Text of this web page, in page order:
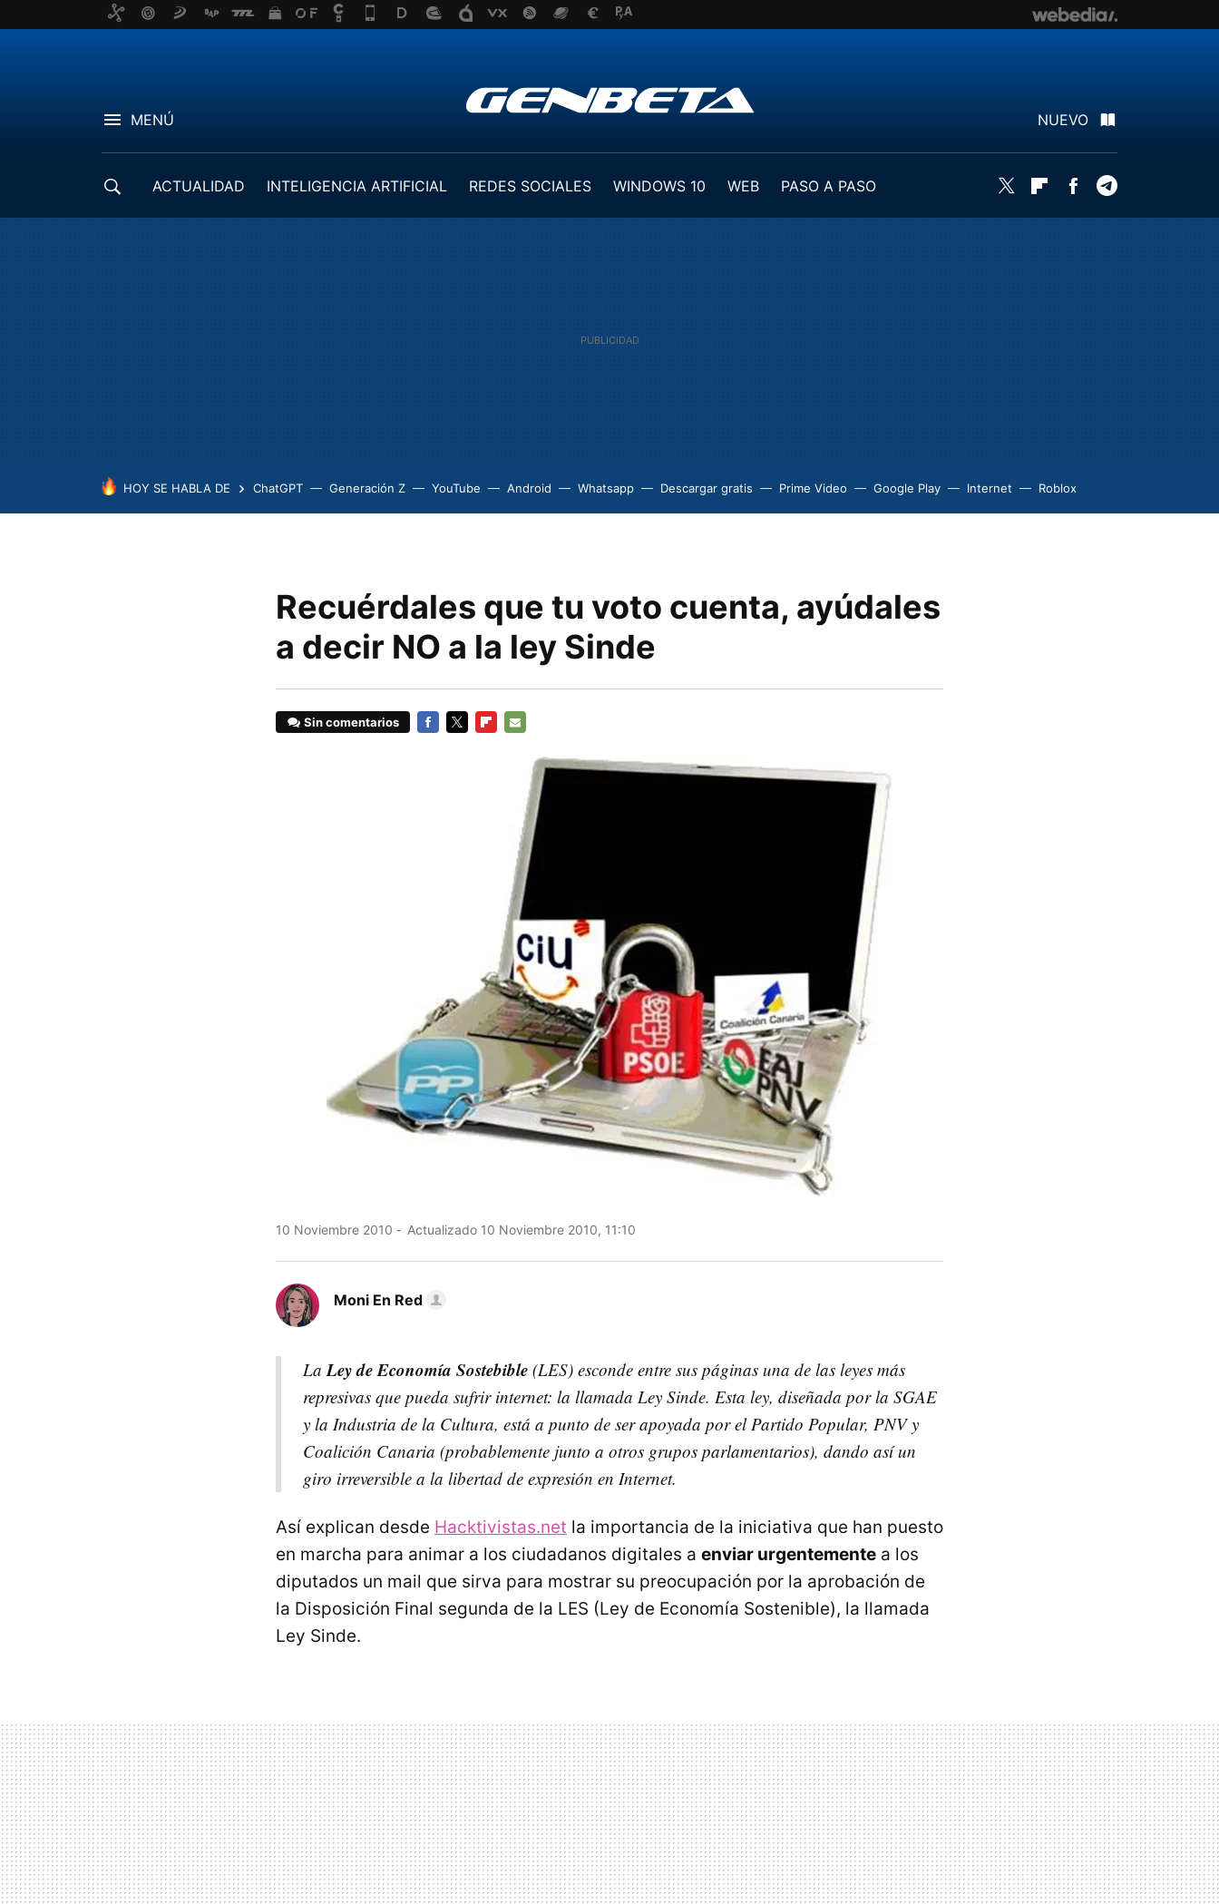
MENÚ NUEVO
ACTUALIDAD INTELIGENCIA ARTIFICIAL REDES SOCIALES WINDOWS 10 WEB
PASO A PASO
Twitter FlipboardFacebook
HOY SE HABLA DE ChatGPT Generación Z YouTube Android Whatsapp Descargar gratis Prime Video Google Play Internet Roblox
Recuérdales que tu voto cuenta, ayúdales
a decir NO a la ley Sinde
Sin comentarios
MAIL
10 Noviembre 2010 Actualizado 10 Noviembre 2010, 11:10
Moni En Red
LaLey de Economía Sostebible (LES) esconde entre sus páginas una de las leyes más
represivas que pueda sufrir internet: la llamada Ley Sinde. Esta ley, diseñada por la SGAE
y la Industria de la Cultura, está a punto de ser apoyada por el Partido Popular, PNV y
Coalición Canaria (probablemente junto a otros grupos parlamentarios), dando así un
giro irreversible a la libertad de expresión en Internet.
Así explican desde Hacktivistas.net la importancia de la iniciativa que han puesto
en marcha para animar a los ciudadanos digitales a enviar urgentemente a los
diputados un mail que sirva para mostrar su preocupación por la aprobación de
la Disposición Final segunda de la LES (Ley de Economía Sostenible), la llamada
Ley Sinde.